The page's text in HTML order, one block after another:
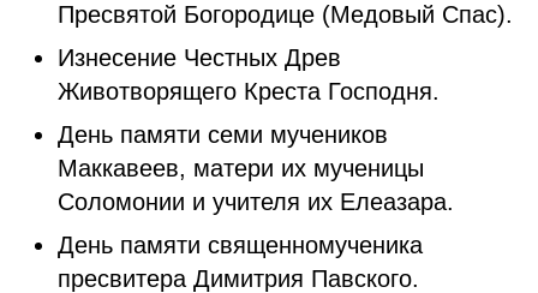
Пресвятой Богородице (Медовый Спас).
Изнесение Честных Древ
Животворящего Креста Господня.
День памяти семи мучеников
Маккавеев, матери их мученицы
Соломонии и учителя их Елеазара.
День памяти священномученика
пресвитера Димитрия Павского.